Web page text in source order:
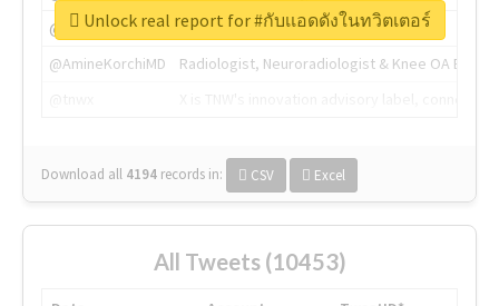
@thenextweb
The heart of tech.
@AmineKorchiMD
Radiologist, Neuroradiologist & Knee OA
Download all 4194 records in: CSV Excel
Unlock real report for #กับเเอดดังในทวิตเตอร์
All Tweets (10453)